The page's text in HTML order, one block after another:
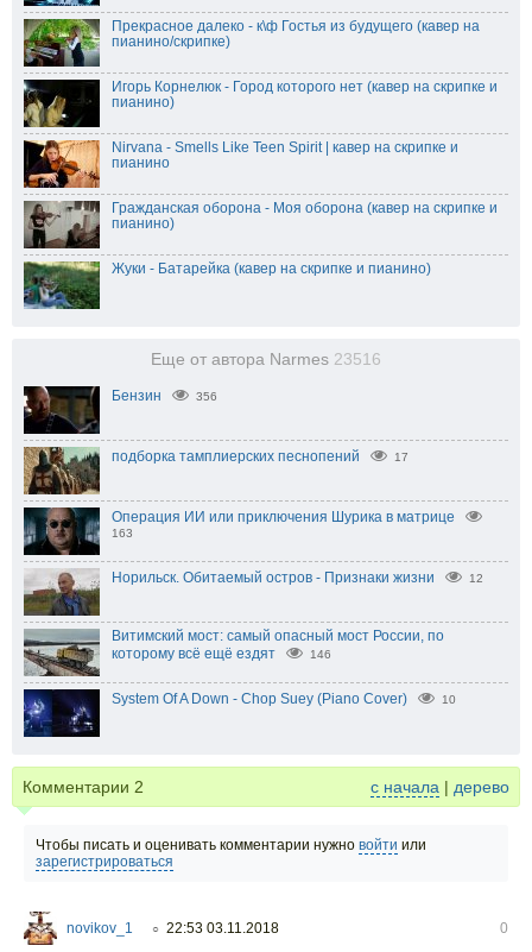
Прекрасное далеко - к\ф Гостья из будущего (кавер на
пианино/скрипке)
Игорь Корнелюк - Город которого нет (кавер на скрипке и
пианино)
Nirvana - Smells Like Teen Spirit | кавер на скрипке и
пианино
Гражданская оборона - Моя оборона (кавер на скрипке и
пианино)
Жуки - Батарейка (кавер на скрипке и пианино)
Еще от автора Narmes 23516
Бензин 356
подборка тамплиерских песнопений 17
Операция ИИ или приключения Шурика в матрице
163
Норильск. Обитаемый остров - Признаки жизни 12
Витимский мост: самый опасный мост России, по
которому всё ещё ездят
146
System Of A Down - Chop Suey (Piano Cover) 10
Комментарии 2 с начала | дерево
Чтобы писать и оценивать комментарии нужно войти или
зарегистрироваться
novikov_1 ○ 22:53 03.11.2018
0